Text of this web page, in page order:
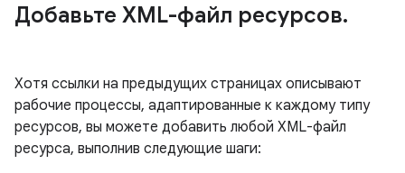
Добавьте XML-файл ресурсов.
Хотя ссылки на предыдущих страницах описывают
рабочие процессы, адаптированные к каждому типу
ресурсов, вы можете добавить любой XML-файл
ресурса, выполнив следующие шаги: